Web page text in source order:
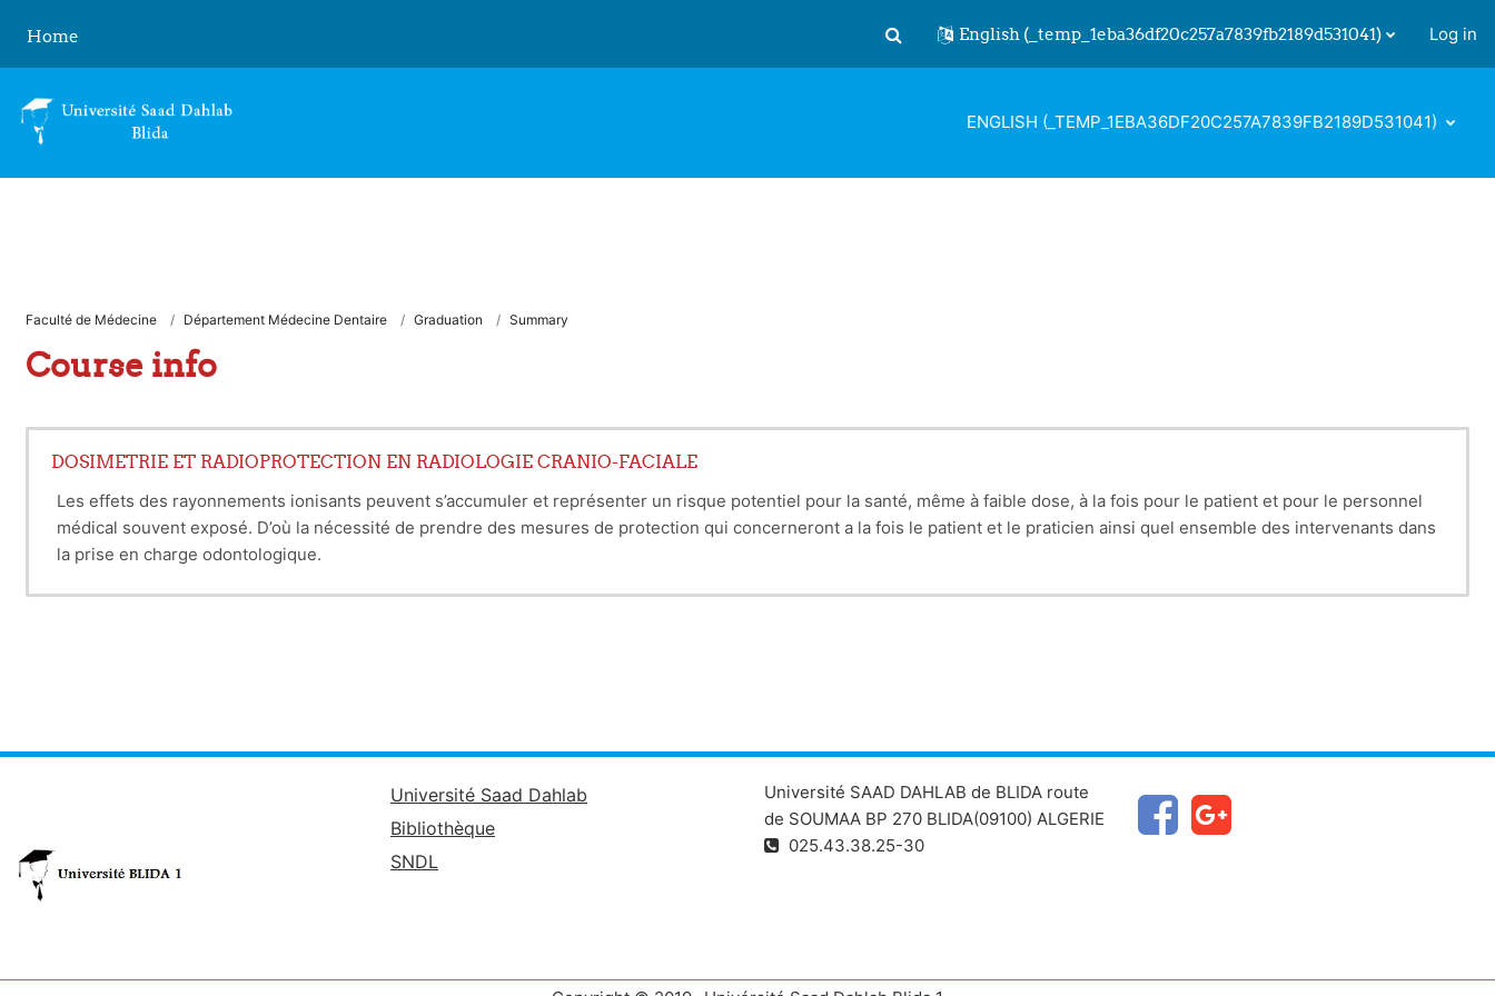
Home
Toggle search input
English ‎(_temp_1eba36df20c257a7839fb2189d531041)‎ Log in
ENGLISH ‎(_TEMP_1EBA36DF20C257A7839FB2189D531041)‎
Faculté de Médecine Département Médecine Dentaire Graduation Summary
Course info
DOSIMETRIE ET RADIOPROTECTION EN RADIOLOGIE CRANIO-FACIALE
Les effets des rayonnements ionisants peuvent s’accumuler et représenter un risque potentiel pour la santé, même à faible dose, à la fois pour le patient et pour le personnel
médical souvent exposé. D’où la nécessité de prendre des mesures de protection qui concerneront a la fois le patient et le praticien ainsi quel ensemble des intervenants dans
la prise en charge odontologique.
Université Saad Dahlab
Bibliothèque
SNDL
Université SAAD DAHLAB de BLIDA route
de SOUMAA BP 270 BLIDA(09100) ALGERIE
025.43.38.25-30